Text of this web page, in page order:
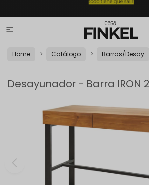

Home Catálogo Barras/Desay
Desayunador - Barra IRON